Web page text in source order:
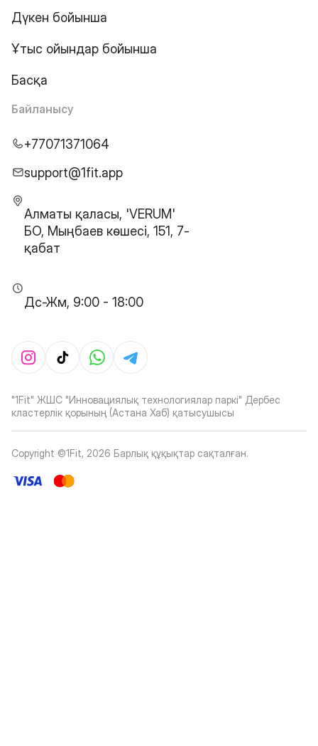
Дүкен бойынша
Ұтыс ойындар бойынша
Басқа
Байланысу
+77071371064
support@1fit.app
Алматы қаласы, 'VERUM'
БО, Мыңбаев көшесі, 151, 7-
қабат
Дс-Жм, 9:00 - 18:00
"1Fit" ЖШС "Инновациялық технологиялар паркі" Дербес
кластерлік қорының (Астана Хаб) қатысушысы
Copyright ©1Fit, 2026 Барлық құқықтар сақталған.